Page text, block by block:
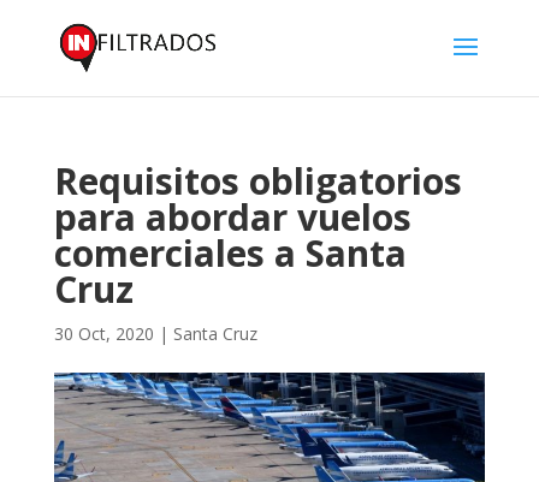
Requisitos obligatorios
para abordar vuelos
comerciales a Santa
Cruz
30 Oct, 2020 | Santa Cruz